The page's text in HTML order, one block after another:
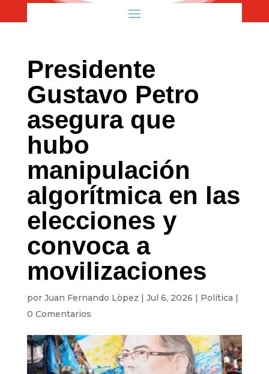
Presidente
Gustavo Petro
asegura que
hubo
manipulación
algorítmica en las
elecciones y
convoca a
movilizaciones
por Juan Fernando Lòpez | Jul 6, 2026 | Política |
0 Comentarios